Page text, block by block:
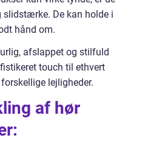
De kan holde i
hånd om.
afslappet og stilfuld
touch til ethvert
lejligheder.
af hør